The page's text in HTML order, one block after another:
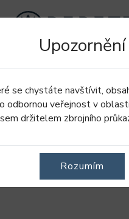
Oblečení
Upozornění
se chystáte navštívit,
odbornou veřejnost v
držitelem zbrojního
Rozumím